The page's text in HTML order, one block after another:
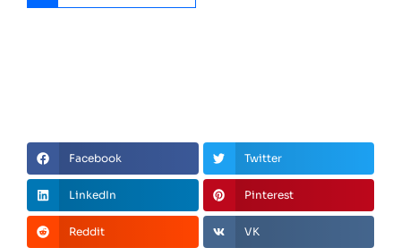
Facebook Twitter
LinkedIn Pinterest
Reddit VK